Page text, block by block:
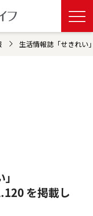
生活情報誌「せきれ
を掲載し